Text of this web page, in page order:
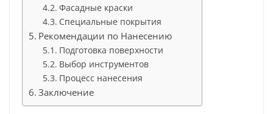
Фасадные краски
Специальные покрытия
Рекомендации по Нанесению
Подготовка поверхности
Выбор инструментов
Процесс нанесения
Заключение